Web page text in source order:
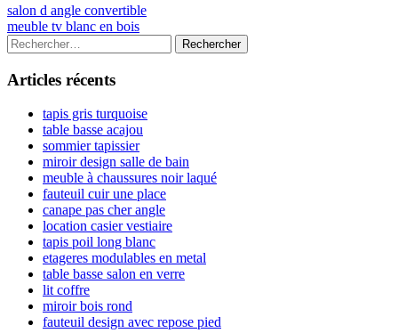
Navigation
de
l’article
Previous
article:
salon d angle convertible
Next
article:
meuble tv blanc en bois
Colonne
latérale
principale
Rechercher :
Articles récents
tapis gris turquoise
table basse acajou
sommier tapissier
miroir design salle de bain
meuble à chaussures noir laqué
fauteuil cuir une place
canape pas cher angle
location casier vestiaire
tapis poil long blanc
etageres modulables en metal
table basse salon en verre
lit coffre
miroir bois rond
fauteuil design avec repose pied